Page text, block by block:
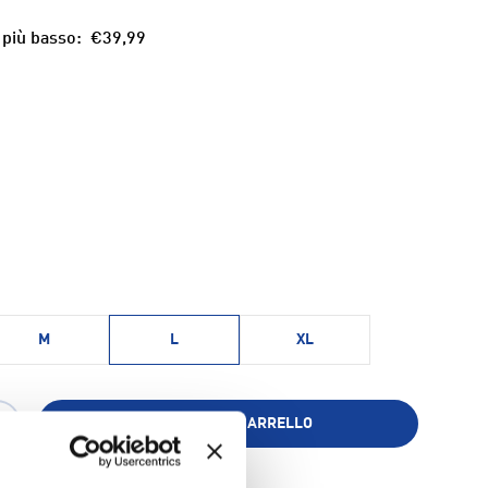
basso: €39,99
M L XL
AGGIUNGI AL CARRELLO